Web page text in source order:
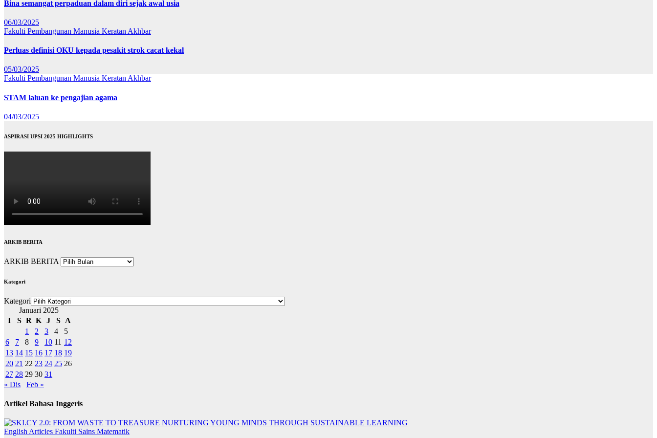
Bina semangat perpaduan dalam diri sejak awal usia
06/03/2025
Fakulti Pembangunan Manusia Keratan Akhbar
Perluas definisi OKU kepada pesakit strok cacat kekal
05/03/2025
Fakulti Pembangunan Manusia Keratan Akhbar
STAM laluan ke pengajian agama
04/03/2025
ASPIRASI UPSI 2025 HIGHLIGHTS
ARKIB BERITA
ARKIB BERITA
Kategori
Kategori
Januari 2025
I
S R K J S
A
1
2 3 4
5
6
7 8 9 10 11 12
13 14 15 16 17 18 19
20 21 22 23 24 25 26
27 28 29 30 31
« Dis
Feb »
Artikel Bahasa Inggeris
English Articles Fakulti Sains Matematik